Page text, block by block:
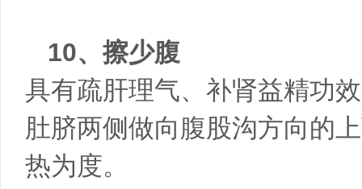
10、擦少腹
具有疏肝理气、补肾益精功
肚脐两侧做向腹股沟方向的
热为度。